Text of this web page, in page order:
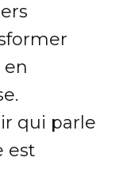
qui parle
est